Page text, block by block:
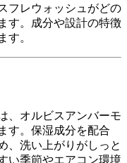
フレウォッシュがどの
す。成分や設計の特徴
す。
、オルビスアンバーモ
す。保湿成分を配合
、洗い上がりがしっと
い季節やエアコン環境